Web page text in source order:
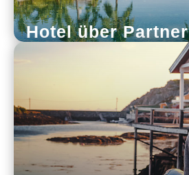
Hotel über Partner